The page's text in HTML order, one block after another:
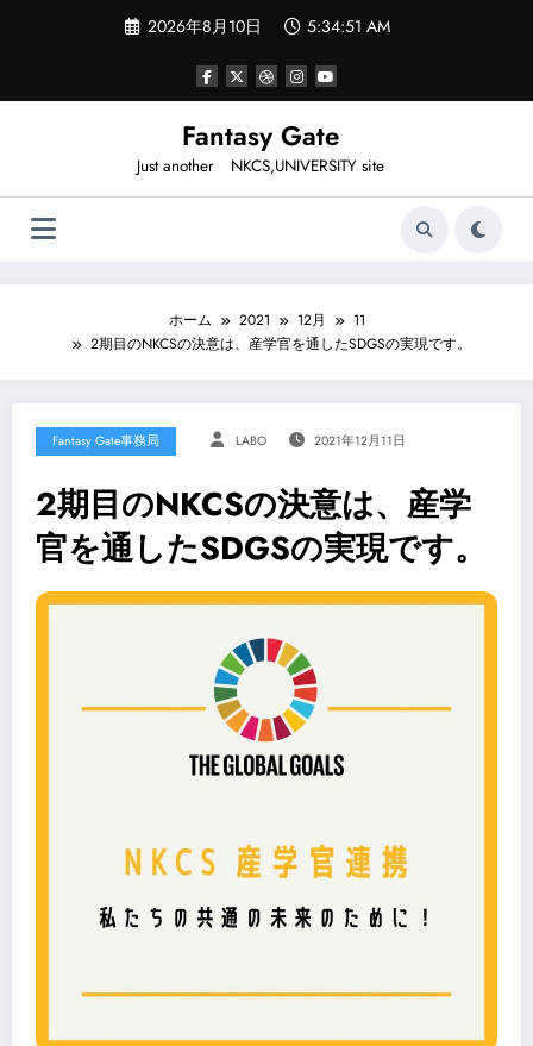
ツ
2026年8月10日 5:34:51 AM
Fantasy Gate
Just another NKCS,UNIVERSITY site
ホーム 2021 12月
11
2期目のNKCSの決意は、産学官を通したSDGSの実現です。
Fantasy Gate事務局 LABO 2021年12月11日
2期目のNKCSの決意は、産学
官を通したSDGSの実現です。